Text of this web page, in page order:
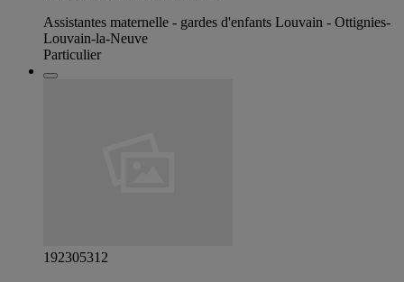
Assistantes maternelle - gardes d'enfants Louvain - Ottignies-
Louvain-la-Neuve
Particulier
192305312